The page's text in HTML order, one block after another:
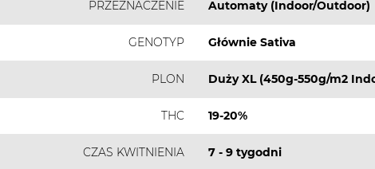
PRZEZNACZENIE Automaty (Indoor/Outdoor)
GENOTYP Głównie Sativa
PLON Duży XL (450g-550g/m2
THC 19-20%
CZAS KWITNIENIA 7 - 9 tygodni